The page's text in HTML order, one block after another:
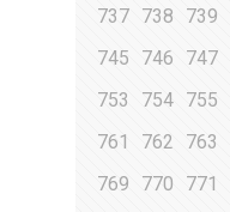
737 738 739
745
746 747
753
754 755
761
762 763
769
770 771